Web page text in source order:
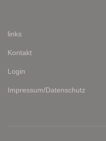
links
Kontakt
Login
Impressum/Datenschutz